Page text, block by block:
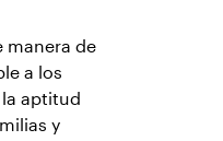
manera de
a los
aptitud
y